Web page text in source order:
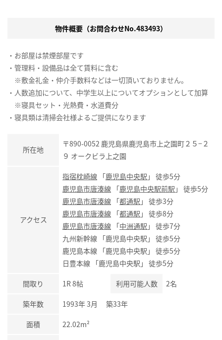
物件概要（お問合わせNo.483493）
・お部屋は禁煙部屋です
・管理料・設備品は全て賃料に含む
※敷金礼金・仲介手数料などは一切頂いておりません。
・人数追加について、中学生以上についてオプションとして加算
※寝具セット・光熱費・水道費分
・寝具類は清掃会社様よるご提供になります
所在地
〒890-0052 鹿児島県鹿児島市上之園町２５−２
９ オークビラ上之園
アクセス
指宿枕崎線 「鹿児島中央駅 」 徒歩5分
鹿児島市唐湊線 「鹿児島中央駅前駅 」 徒歩5分
鹿児島市唐湊線 「都通駅 」 徒歩3分
鹿児島市唐湊線 「都通駅 」 徒歩8分
鹿児島市唐湊線 「中洲通駅 」 徒歩7分
九州新幹線 「鹿児島中央駅」 徒歩5分
鹿児島本線 「鹿児島中央駅」 徒歩5分
日豊本線 「鹿児島中央駅」 徒歩5分
間取り 1R 8帖 利用可能人数 2名
築年数 1993年 3月 築33年
面積 22.02m²